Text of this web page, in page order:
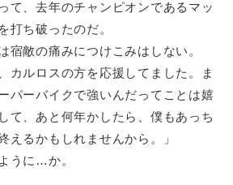
て、去年のチャンピオンであるマッ
打ち破ったのだ。
宿敵の痛みにつけこみはしない。
カルロスの方を応援してました。ま
パーバイクで強いんだってことは嬉
て、あと何年かしたら、僕もあっち
えるかもしれませんから。」
うに…か。